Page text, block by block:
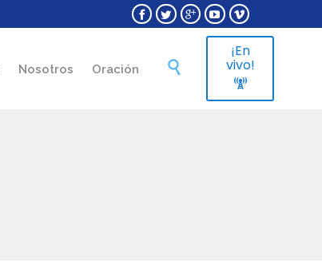
    
Skip
Nosotros Oración 
¡En
vivo!
